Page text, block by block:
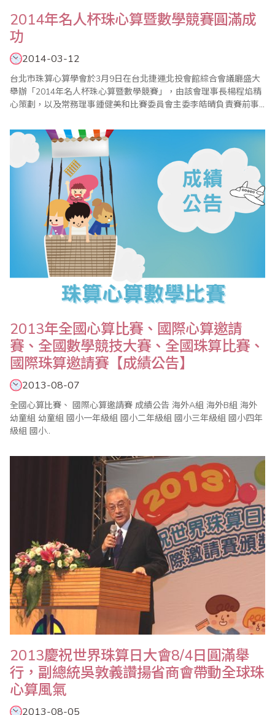
2014年名人杯珠心算暨數學競賽圓滿成
功
2014-03-12
台北市珠算心算學會於3月9日在台北捷運北投會館綜合會議廳盛大
舉辦「2014年名人杯珠心算暨數學競賽」，由該會理事長楊程焰精
心策劃，以及常務理事鍾健美和比賽委員會主委李皓晴負責賽前事
比賽也運用QRcode結合FB粉絲專頁，線上即時傳遞比賽訊息，有
2013年全國心算比賽、國際心算邀請
賽、全國數學競技大賽、全國珠算比賽、
國際珠算邀請賽【成績公告】
2013-08-07
全國心算比賽、 國際心算邀請賽 成績公告 海外A組 海外B組 海外
幼童組 幼童組 國小一年級組 國小二年級組 國小三年級組 國小四年
級組 國小..
2013慶祝世界珠算日大會8/4日圓滿舉
行，副總統吳敦義讚揚省商會帶動全球珠
心算風氣
2013-08-05